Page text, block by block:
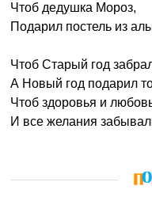
Чтоб дедушка Мороз,
Подарил постель из
Чтоб Старый год
А Новый год подарил
Чтоб здоровья и
И все желания